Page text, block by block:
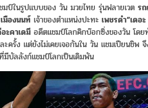
มป์ในรูปแบบของ วัน มวยไทย รุ่นฟลายเวต ร
มืองนนท์ เจ้าของตำแหน่งปะทะ เพชรดำ”เดอะ
ะคาเดมี อดีตแชมป์โลกคิกบ๊อกซิ่งของวัน โดย
ครั้ง แต่ยังไม่เคยเจอกันใน วัน แชมเปียนชิพ
มีบัลลังก์แชมป์โลกเป็นเดิมพัน